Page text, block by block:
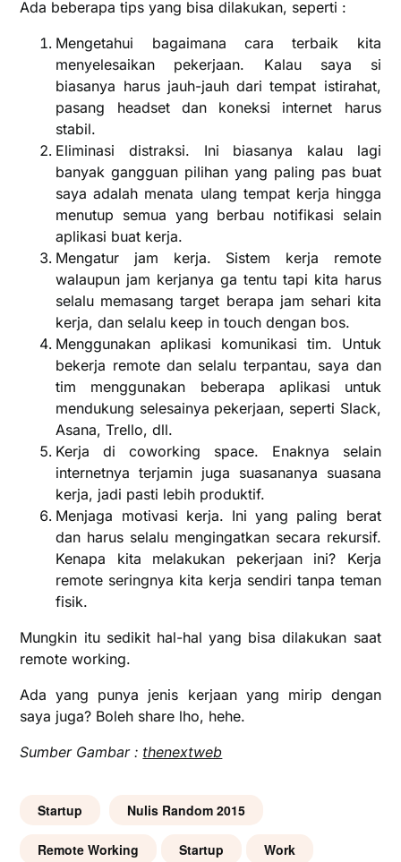
Ada beberapa tips yang bisa dilakukan, seperti :
Mengetahui bagaimana cara terbaik kita
menyelesaikan pekerjaan. Kalau saya si
biasanya harus jauh-jauh dari tempat istirahat,
pasang headset dan koneksi internet harus
stabil.
Eliminasi distraksi. Ini biasanya kalau lagi
banyak gangguan pilihan yang paling pas buat
saya adalah menata ulang tempat kerja hingga
menutup semua yang berbau notifikasi selain
aplikasi buat kerja.
Mengatur jam kerja. Sistem kerja remote
walaupun jam kerjanya ga tentu tapi kita harus
selalu memasang target berapa jam sehari kita
kerja, dan selalu keep in touch dengan bos.
Menggunakan aplikasi komunikasi tim. Untuk
bekerja remote dan selalu terpantau, saya dan
tim menggunakan beberapa aplikasi untuk
mendukung selesainya pekerjaan, seperti Slack,
Asana, Trello, dll.
Kerja di coworking space. Enaknya selain
internetnya terjamin juga suasananya suasana
kerja, jadi pasti lebih produktif.
Menjaga motivasi kerja. Ini yang paling berat
dan harus selalu mengingatkan secara rekursif.
Kenapa kita melakukan pekerjaan ini? Kerja
remote seringnya kita kerja sendiri tanpa teman
fisik.
Mungkin itu sedikit hal-hal yang bisa dilakukan saat
remote working.
Ada yang punya jenis kerjaan yang mirip dengan
saya juga? Boleh share lho, hehe.
Sumber Gambar : thenextweb
Startup Nulis Random 2015
Remote Working Startup Work